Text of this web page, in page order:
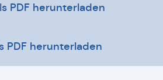
PDF herunterladen
PDF herunterladen